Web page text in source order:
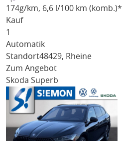
174g/km, 6,6 l/100 km (komb.)*
Kauf
1
Automatik
Standort48429, Rheine
Zum Angebot
Skoda Superb